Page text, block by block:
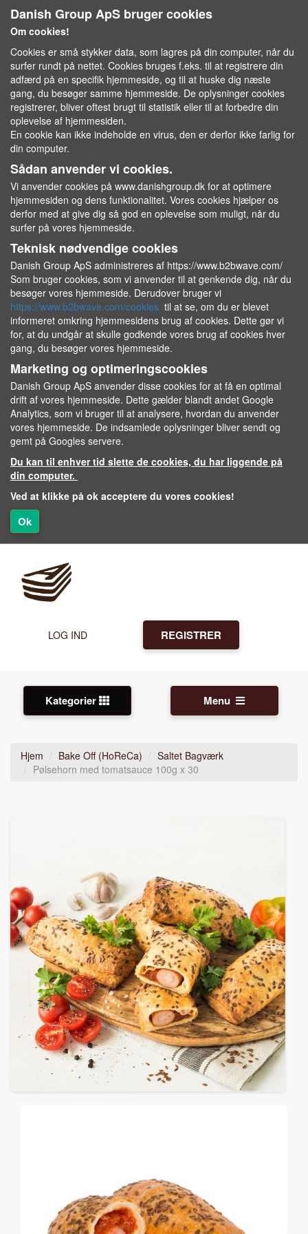
Danish Group ApS bruger cookies
Om cookies!
Cookies er små stykker data, som lagres på din computer, når du
surfer rundt på nettet. Cookies bruges f.eks. til at registrere din
adfærd på en specifik hjemmeside, og til at huske dig næste
gang, du besøger samme hjemmeside. De oplysninger cookies
registrerer, bliver oftest brugt til statistik eller til at forbedre din
oplevelse af hjemmesiden.
En cookie kan ikke indeholde en virus, den er derfor ikke farlig for
din computer.
Sådan anvender vi cookies.
Vi anvender cookies på www.danishgroup.dk for at optimere
hjemmesiden og dens funktionalitet. Vores cookies hjælper os
derfor med at give dig så god en oplevelse som muligt, når du
surfer på vores hjemmeside.
Teknisk nødvendige cookies
Danish Group ApS administreres af https://www.b2bwave.com/
Som bruger cookies, som vi anvender til at genkende dig, når du
besøger vores hjemmeside. Derudover bruger vi
https://www.b2bwave.com/cookies til at se, om du er blevet
informeret omkring hjemmesidens brug af cookies. Dette gør vi
for, at du undgår at skulle godkende vores brug af cookies hver
gang, du besøger vores hjemmeside.
Marketing og optimeringscookies
Danish Group ApS anvender disse cookies for at få en optimal
drift af vores hjemmeside. Dette gælder blandt andet Google
Analytics, som vi bruger til at analysere, hvordan du anvender
vores hjemmeside. De indsamlede oplysninger bliver sendt og
gemt på Googles servere.
Du kan til enhver tid slette de cookies, du har liggende på
din computer.
Ved at klikke på ok acceptere du vores cookies!
Ok
LOG IND REGISTRER
Kategorier Menu
Hjem Bake Off (HoReCa)
Saltet Bagværk
Pølsehorn med tomatsauce 100g x 30